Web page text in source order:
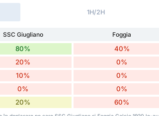
1H/2H
SSC Giugliano
Foggia
80% 40%
20% 0%
10% 0%
0% 0%
20% 60%